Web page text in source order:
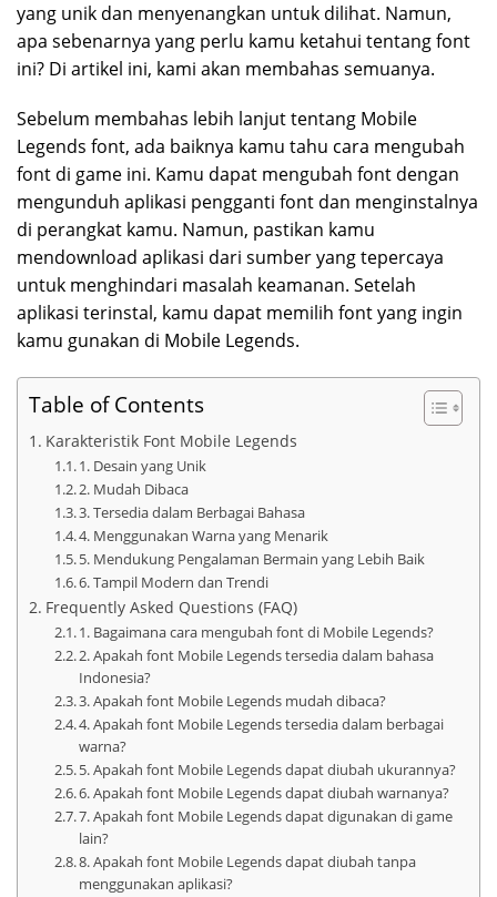
yang unik dan menyenangkan untuk dilihat. Namun,
apa sebenarnya yang perlu kamu ketahui tentang font
ini? Di artikel ini, kami akan membahas semuanya.
Sebelum membahas lebih lanjut tentang Mobile
Legends font, ada baiknya kamu tahu cara mengubah
font di game ini. Kamu dapat mengubah font dengan
mengunduh aplikasi pengganti font dan menginstalnya
di perangkat kamu. Namun, pastikan kamu
mendownload aplikasi dari sumber yang tepercaya
untuk menghindari masalah keamanan. Setelah
aplikasi terinstal, kamu dapat memilih font yang ingin
kamu gunakan di Mobile Legends.
Table of Contents
Karakteristik Font Mobile Legends
1. Desain yang Unik
2. Mudah Dibaca
3. Tersedia dalam Berbagai Bahasa
4. Menggunakan Warna yang Menarik
5. Mendukung Pengalaman Bermain yang Lebih Baik
6. Tampil Modern dan Trendi
Frequently Asked Questions (FAQ)
1. Bagaimana cara mengubah font di Mobile Legends?
2. Apakah font Mobile Legends tersedia dalam bahasa
Indonesia?
3. Apakah font Mobile Legends mudah dibaca?
4. Apakah font Mobile Legends tersedia dalam berbagai
warna?
5. Apakah font Mobile Legends dapat diubah ukurannya?
6. Apakah font Mobile Legends dapat diubah warnanya?
7. Apakah font Mobile Legends dapat digunakan di game
lain?
8. Apakah font Mobile Legends dapat diubah tanpa
menggunakan aplikasi?